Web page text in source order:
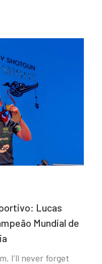
Lucas
Mundial de
I’ll never forget